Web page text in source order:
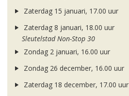
Zaterdag 15 januari, 17.00 uur
Zaterdag 8 januari, 18.00 uur
Sleutelstad Non-Stop 30
Zondag 2 januari, 16.00 uur
Zondag 26 december, 16.00 uur
Zaterdag 18 december, 17.00 uur